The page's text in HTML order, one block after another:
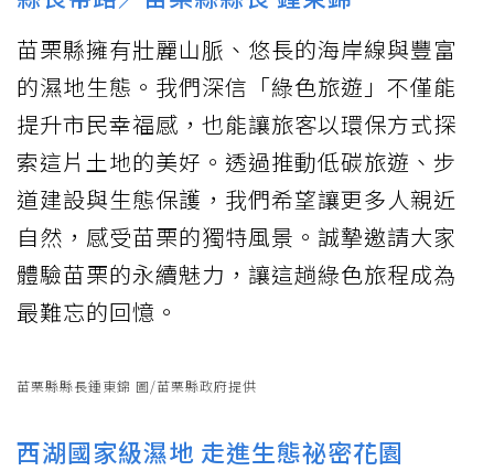
苗栗縣擁有壯麗山脈、悠長的海岸線與豐富
的濕地生態。我們深信「綠色旅遊」不僅能
提升市民幸福感，也能讓旅客以環保方式探
索這片土地的美好。透過推動低碳旅遊、步
道建設與生態保護，我們希望讓更多人親近
自然，感受苗栗的獨特風景。誠摯邀請大家
體驗苗栗的永續魅力，讓這趟綠色旅程成為
最難忘的回憶。
苗栗縣縣長鍾東錦 圖/苗栗縣政府提供
西湖國家級濕地 走進生態祕密花園